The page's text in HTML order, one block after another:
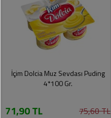
İçim Dolcia Muz Sevdası Puding
4*100 Gr.
71,90 TL 75,60 TL